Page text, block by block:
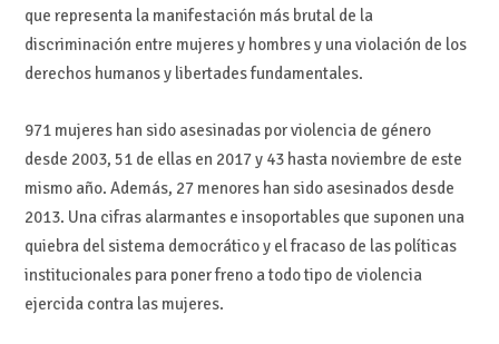
que representa la manifestación más brutal de la
discriminación entre mujeres y hombres y una violación de los
derechos humanos y libertades fundamentales.
971 mujeres han sido asesinadas por violencia de género
desde 2003, 51 de ellas en 2017 y 43 hasta noviembre de este
mismo año. Además, 27 menores han sido asesinados desde
2013. Una cifras alarmantes e insoportables que suponen una
quiebra del sistema democrático y el fracaso de las políticas
institucionales para poner freno a todo tipo de violencia
ejercida contra las mujeres.